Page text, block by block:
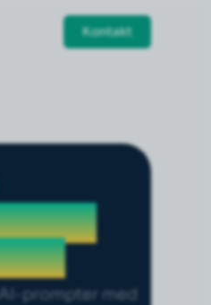
Kontakt
AI-prompter med